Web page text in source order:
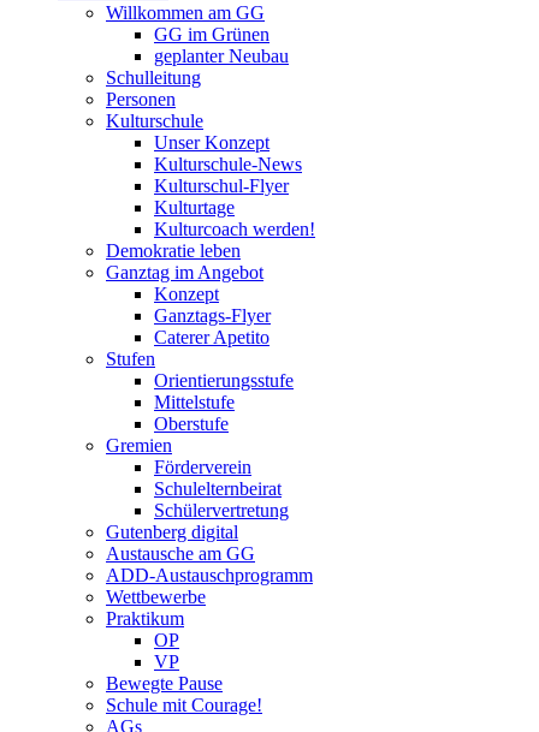
Willkommen am GG
GG im Grünen
geplanter Neubau
Schulleitung
Personen
Kulturschule
Unser Konzept
Kulturschule-News
Kulturschul-Flyer
Kulturtage
Kulturcoach werden!
Demokratie leben
Ganztag im Angebot
Konzept
Ganztags-Flyer
Caterer Apetito
Stufen
Orientierungsstufe
Mittelstufe
Oberstufe
Gremien
Förderverein
Schulelternbeirat
Schülervertretung
Gutenberg digital
Austausche am GG
ADD-Austauschprogramm
Wettbewerbe
Praktikum
OP
VP
Bewegte Pause
Schule mit Courage!
AGs